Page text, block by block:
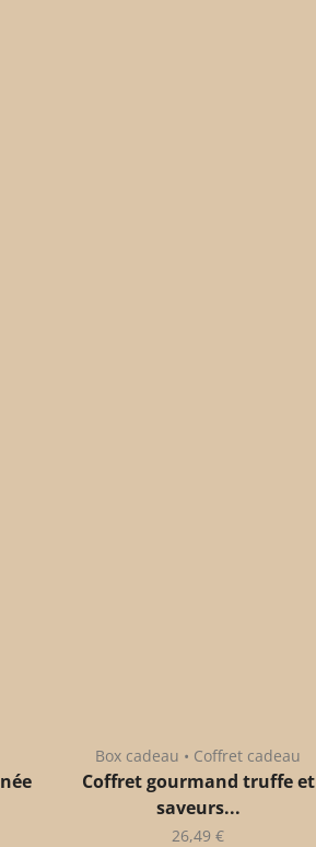
Box cadeau • Coffret cadeau
Coffret gourmand truffe et
saveurs...
26,49 €